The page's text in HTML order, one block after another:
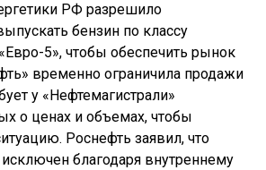
РФ разрешило
бензин по классу
5», чтобы обеспечить рынок
временно ограничила продажи
у «Нефтемагистрали»
о ценах и объемах, чтобы
Роснефть заявил, что
благодаря внутреннему